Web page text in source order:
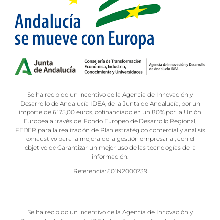
Desarrollo de Andalucía IDEA, de la Junta de Andalucía, por un
importe de 6.175,00 euros, cofinanciado en un 80% por la Unión
Europea a través del Fondo Europeo de Desarrollo Regional,
FEDER para la realización de Plan estratégico comercial y análisis
exhaustivo para la mejora de la gestión empresarial, con el
objetivo de Garantizar un mejor uso de las tecnologías de la
información.
Desarrollo de Andalucía IDEA, de la Junta de Andalucía, por un